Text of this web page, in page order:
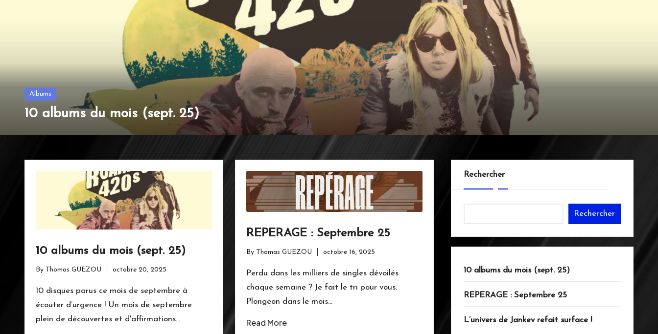
Posted
Albums
10 albums du mois (sept. 25)
10 albums du mois (sept. 25)
Posted
by
By Thomas GUEZOU octobre 20, 2025
10 disques parus ce mois de septembre à
écouter d’urgence ! Un mois de septembre
plein de découvertes et d'affirmations…
REPERAGE : Septembre 25
Posted
by
By Thomas GUEZOU octobre 16, 2025
Perdu dans les milliers de singles dévoilés
chaque semaine ? Je fait le tri pour vous.
Plongeon dans le mois…
Read More
Rechercher
Rechercher
10 albums du mois (sept. 25)
REPERAGE : Septembre 25
L’univers de Jankev refait surface !